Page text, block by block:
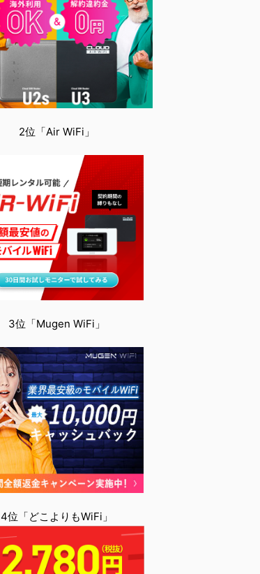
2位「Air WiFi」
3位「Mugen WiFi」
4位「どこよりもWiFi」